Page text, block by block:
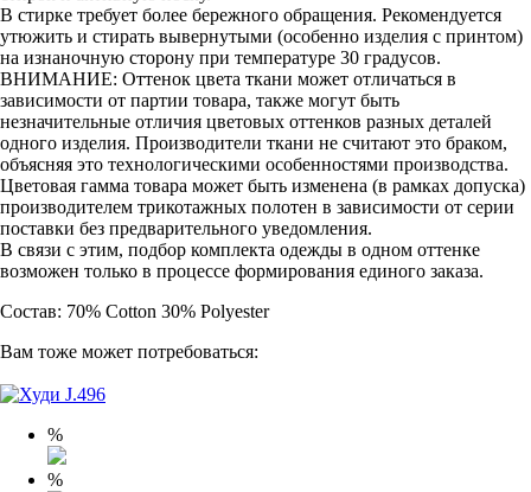
В стирке требует более бережного обращения. Рекомендуется
утюжить и стирать вывернутыми (особенно изделия с принтом)
на изнаночную сторону при температуре 30 градусов.
ВНИМАНИЕ: Оттенок цвета ткани может отличаться в
зависимости от партии товара, также могут быть
незначительные отличия цветовых оттенков разных деталей
одного изделия. Производители ткани не считают это браком,
объясняя это технологическими особенностями производства.
Цветовая гамма товара может быть изменена (в рамках допуска)
производителем трикотажных полотен в зависимости от серии
поставки без предварительного уведомления.
В связи с этим, подбор комплекта одежды в одном оттенке
возможен только в процессе формирования единого заказа.
Состав: 70% Cotton 30% Polyester
Вам тоже может потребоваться:
%
%